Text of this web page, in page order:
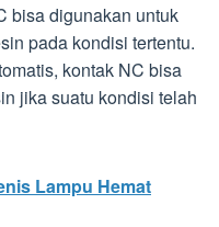
bisa digunakan untuk
pada kondisi tertentu.
kontak NC bisa
jika suatu kondisi telah
Lampu Hemat